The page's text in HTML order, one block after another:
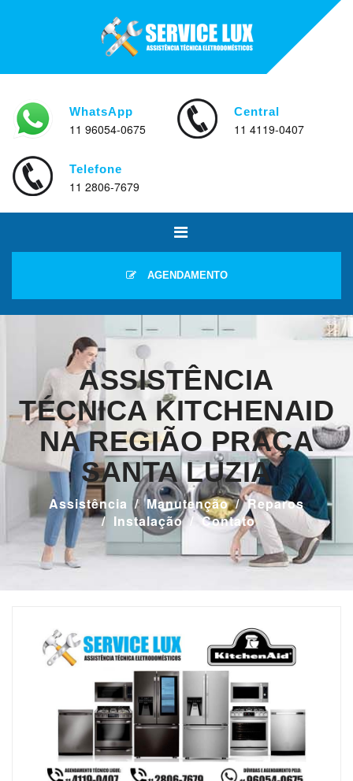
WhatsApp
11 96054-0675
Central
11 4119-0407
Telefone
11 2806-7679
AGENDAMENTO
ASSISTÊNCIA
TÉCNICA KITCHENAID
NA REGIÃO PRAÇA
SANTA LUZIA
Assistência Manutenção
Reparos
Instalação
Contato